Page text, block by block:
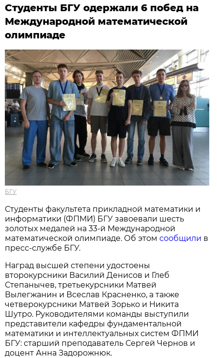
Студенты БГУ одержали 6 побед на
Международной математической
олимпиаде
БГУ
Студенты факультета прикладной математики и
информатики (ФПМИ) БГУ завоевали шесть
золотых медалей на 33-й Международной
математической олимпиаде. Об этомсообщили в
пресс-службе БГУ.
Наград высшей степени удостоены
второкурсники Василий Денисов и Глеб
Степанычев, третьекурсники Матвей
Вылегжанин и Всеслав Красненко, а также
четверокурсники Матвей Зорько и Никита
Шутро. Руководителями команды выступили
представители кафедры фундаментальной
математики и интеллектуальных систем ФПМИ
БГУ: старший преподаватель Сергей Чернов и
доцент Анна Задорожнюк.